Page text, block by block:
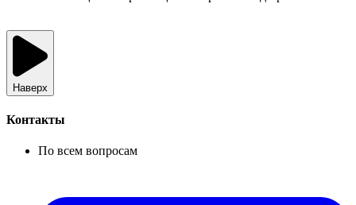
Наверх
Контакты
По всем вопросам